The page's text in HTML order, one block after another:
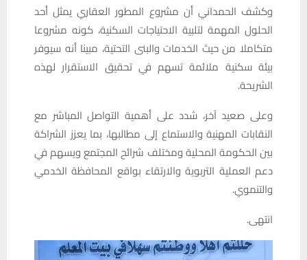
وكشف الحمداني أن مشروع المطور العقاري يمثل أحد
الحلول المهمة لتلبية الاحتياجات السكنية، كونه مشروعا
متكاملا من حيث الخدمات والبنى التحتية، مبينا أنه سيوفر
بيئة سكنية ملائمة تسهم في تحقيق الاستقرار لهذه
الشريحة.
وعلى صعيد آخر، شدد على أهمية التواصل المباشر مع
النقابات المهنية والاستماع إلى مطالبها، بما يعزز الشراكة
بين الحكومة المحلية ومختلف شرائح المجتمع ويسهم في
دعم العملية التربوية والارتقاء بواقع المحافظة الخدمي
والتنموي.
انتهى.